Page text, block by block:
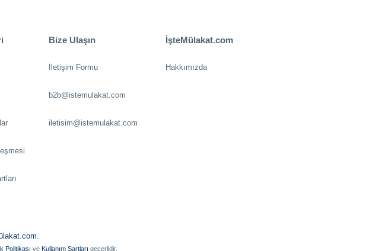
Bize Ulaşın
İletişim Formu
b2b@istemulakat.com
iletisim@istemulakat.com
İşteMülakat.com
Hakkımızda
Politikası ve Kullanım Şartları geçerlidir.